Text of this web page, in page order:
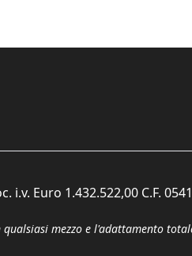
Euro 1.432.522,00 C.F.
mezzo e l'adattamento